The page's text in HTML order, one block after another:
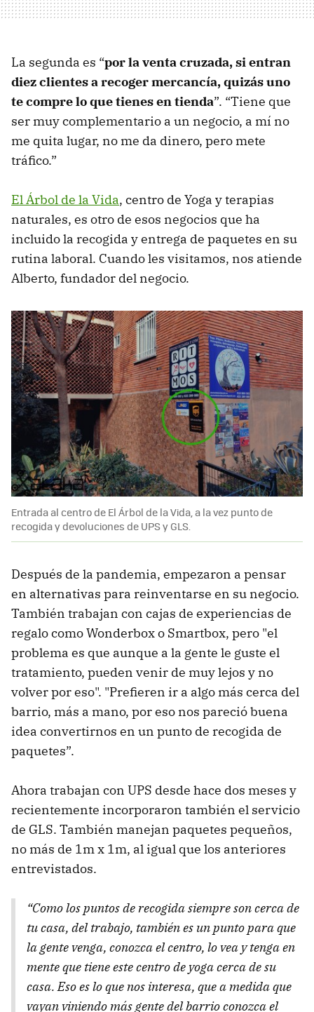
La segunda es “por la venta cruzada, si entran
diez clientes a recoger mercancía, quizás uno
te compre lo que tienes en tienda”. “Tiene que
ser muy complementario a un negocio, a mí no
me quita lugar, no me da dinero, pero mete
tráfico.”
El Árbol de la Vida, centro de Yoga y terapias
naturales, es otro de esos negocios que ha
incluido la recogida y entrega de paquetes en su
rutina laboral. Cuando les visitamos, nos atiende
Alberto, fundador del negocio.
Entrada al centro de El Árbol de la Vida, a la vez punto de
recogida y devoluciones de UPS y GLS.
Después de la pandemia, empezaron a pensar
en alternativas para reinventarse en su negocio.
También trabajan con cajas de experiencias de
regalo como Wonderbox o Smartbox, pero "el
problema es que aunque a la gente le guste el
tratamiento, pueden venir de muy lejos y no
volver por eso". "Prefieren ir a algo más cerca del
barrio, más a mano, por eso nos pareció buena
idea convertirnos en un punto de recogida de
paquetes”.
Ahora trabajan con UPS desde hace dos meses y
recientemente incorporaron también el servicio
de GLS. También manejan paquetes pequeños,
no más de 1m x 1m, al igual que los anteriores
entrevistados.
“Como los puntos de recogida siempre son cerca de
tu casa, del trabajo, también es un punto para que
la gente venga, conozca el centro, lo vea y tenga en
mente que tiene este centro de yoga cerca de su
casa. Eso es lo que nos interesa, que a medida que
vayan viniendo más gente del barrio conozca el